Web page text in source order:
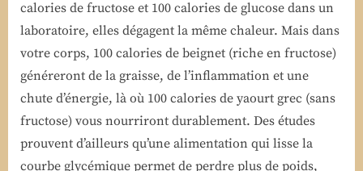
calories de fructose et 100 calories de glucose dans un
laboratoire, elles dégagent la même chaleur. Mais dans
votre corps, 100 calories de beignet (riche en fructose)
généreront de la graisse, de l’inflammation et une
chute d’énergie, là où 100 calories de yaourt grec (sans
fructose) vous nourriront durablement. Des études
prouvent d’ailleurs qu’une alimentation qui lisse la
courbe glycémique permet de perdre plus de poids,